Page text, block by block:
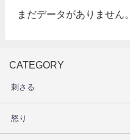
まだデータがありません。
CATEGORY
刺さる
怒り